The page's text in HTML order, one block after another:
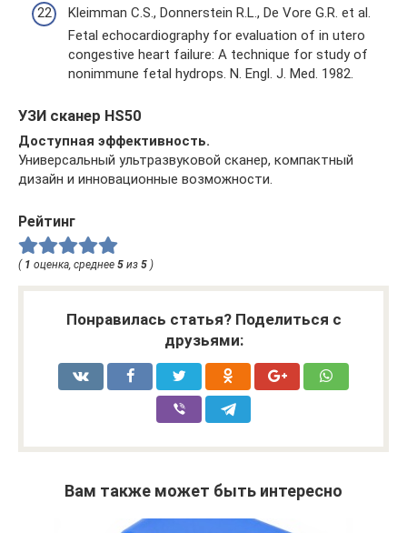
Kleimman C.S., Donnerstein R.L., De Vore G.R. et al.
Fetal echocardiography for evaluation of in utero
congestive heart failure: A technique for study of
nonimmune fetal hydrops. N. Engl. J. Med. 1982.
УЗИ сканер HS50
Доступная эффективность.
Универсальный ультразвуковой сканер, компактный
дизайн и инновационные возможности.
Рейтинг
( 1 оценка, среднее 5 из 5 )
Понравилась статья? Поделиться с
друзьями:
Вам также может быть интересно